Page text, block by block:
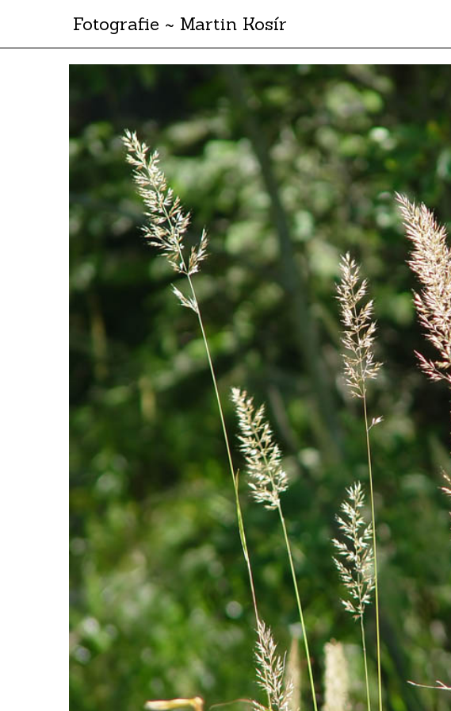
Fotografie ~ Martin Kosír